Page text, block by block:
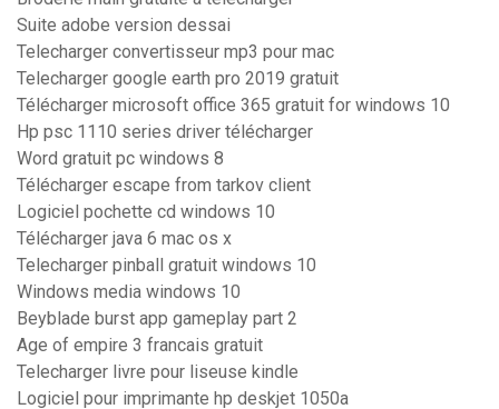
Suite adobe version dessai
Telecharger convertisseur mp3 pour mac
Telecharger google earth pro 2019 gratuit
Télécharger microsoft office 365 gratuit for windows 10
Hp psc 1110 series driver télécharger
Word gratuit pc windows 8
Télécharger escape from tarkov client
Logiciel pochette cd windows 10
Télécharger java 6 mac os x
Telecharger pinball gratuit windows 10
Windows media windows 10
Beyblade burst app gameplay part 2
Age of empire 3 francais gratuit
Telecharger livre pour liseuse kindle
Logiciel pour imprimante hp deskjet 1050a